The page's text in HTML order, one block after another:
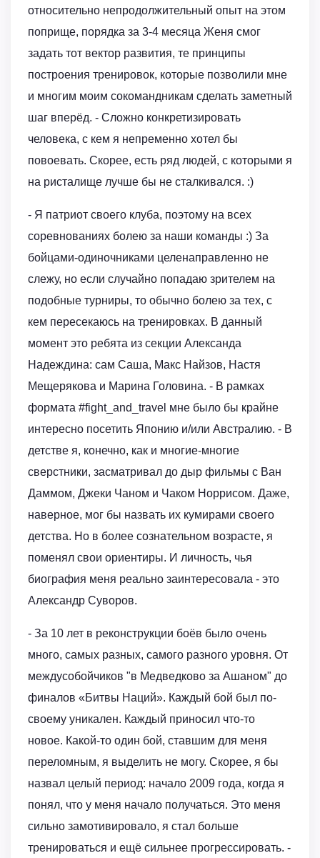
относительно непродолжительный опыт на этом
поприще, порядка за 3-4 месяца Женя смог
задать тот вектор развития, те принципы
построения тренировок, которые позволили мне
и многим моим сокомандникам сделать заметный
шаг вперёд. - Сложно конкретизировать
человека, с кем я непременно хотел бы
повоевать. Скорее, есть ряд людей, с которыми я
на ристалище лучше бы не сталкивался. :)
- Я патриот своего клуба, поэтому на всех
соревнованиях болею за наши команды :) За
бойцами-одиночниками целенаправленно не
слежу, но если случайно попадаю зрителем на
подобные турниры, то обычно болею за тех, с
кем пересекаюсь на тренировках. В данный
момент это ребята из секции Александа
Надеждина: сам Саша, Макс Найзов, Настя
Мещерякова и Марина Головина. - В рамках
формата #fight_and_travel мне было бы крайне
интересно посетить Японию и/или Австралию. - В
детстве я, конечно, как и многие-многие
сверстники, засматривал до дыр фильмы с Ван
Даммом, Джеки Чаном и Чаком Норрисом. Даже,
наверное, мог бы назвать их кумирами своего
детства. Но в более сознательном возрасте, я
поменял свои ориентиры. И личность, чья
биография меня реально заинтересовала - это
Александр Суворов.
- За 10 лет в реконструкции боёв было очень
много, самых разных, самого разного уровня. От
междусобойчиков "в Медведково за Ашаном" до
финалов «Битвы Наций». Каждый бой был по-
своему уникален. Каждый приносил что-то
новое. Какой-то один бой, ставшим для меня
переломным, я выделить не могу. Скорее, я бы
назвал целый период: начало 2009 года, когда я
понял, что у меня начало получаться. Это меня
сильно замотивировало, я стал больше
тренироваться и ещё сильнее прогрессировать. -